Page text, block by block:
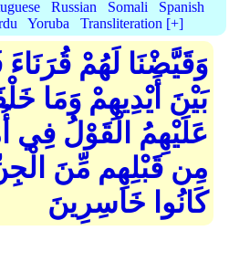
Russian Somali
Spanish
Yoruba Transliteration [+]
وَقَيَّضْنَا لَهُمْ قُرَنَاءَ
بَيْنَ أَيْدِيهِمْ وَمَا
عَلَيْهِمُ الْقَوْلُ فِي
مِن قَبْلِهِم مِّنَ
كَانُوا خَاسِرِينَ